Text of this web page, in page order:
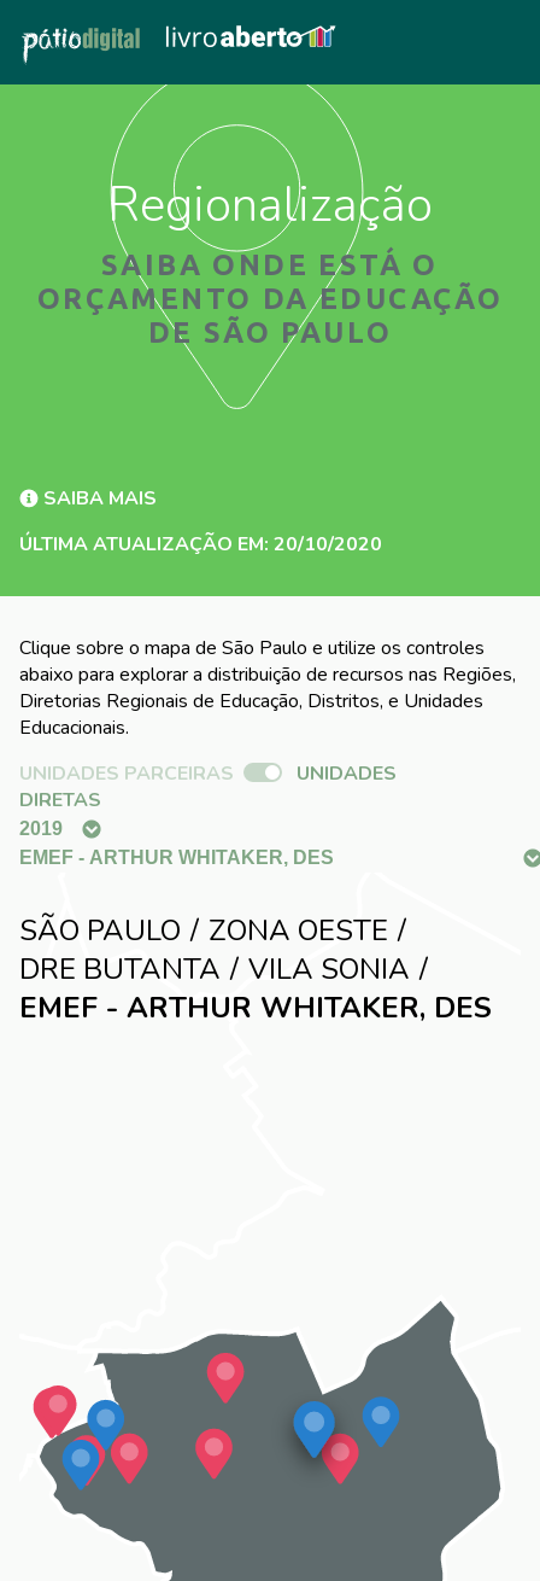
Regionalização
SAIBA ONDE ESTÁ O
ORÇAMENTO DA EDUCAÇÃO
DE SÃO PAULO
SAIBA MAIS
ÚLTIMA ATUALIZAÇÃO EM: 20/10/2020
Clique sobre o mapa de São Paulo e utilize os controles
abaixo para explorar a distribuição de recursos nas Regiões,
Diretorias Regionais de Educação, Distritos, e Unidades
Educacionais.
UNIDADES PARCEIRAS
UNIDADES
DIRETAS
SÃO PAULO
ZONA OESTE
DRE BUTANTA
VILA SONIA
EMEF - ARTHUR WHITAKER, DES